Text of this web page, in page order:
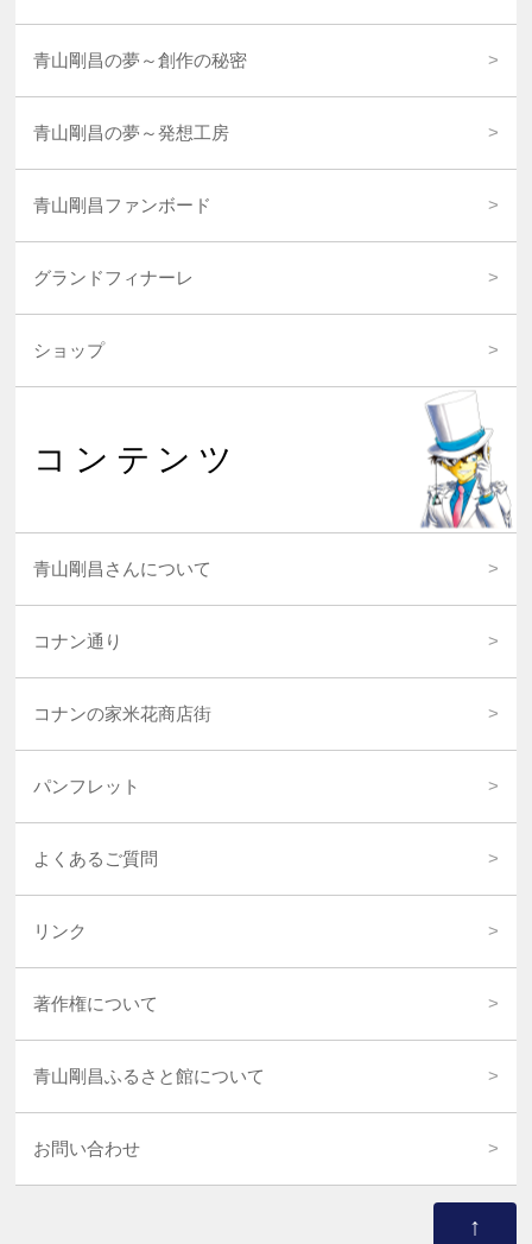
青山剛昌の夢～創作の秘密
青山剛昌の夢～発想工房
青山剛昌ファンボード
グランドフィナーレ
ショップ
コンテンツ
青山剛昌さんについて
コナン通り
コナンの家米花商店街
パンフレット
よくあるご質問
リンク
著作権について
青山剛昌ふるさと館について
お問い合わせ
↑